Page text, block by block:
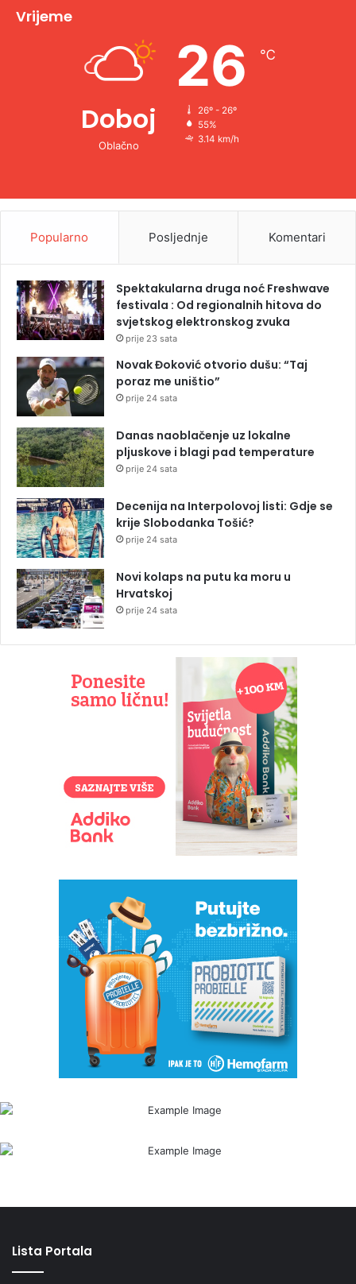
vVrijeme
Doboj
Oblačno
26 ℃
26º - 26º
55%
3.14 km/h
Popularno Posljednje Komentari
Spektakularna druga noć Freshwave
festivala : Od regionalnih hitova do
svjetskog elektronskog zvuka
prije 23 sata
Novak Đoković otvorio dušu: “Taj
poraz me uništio”
prije 24 sata
Danas naoblačenje uz lokalne
pljuskove i blagi pad temperature
prije 24 sata
Decenija na Interpolovoj listi: Gdje se
krije Slobodanka Tošić?
prije 24 sata
Novi kolaps na putu ka moru u
Hrvatskoj
prije 24 sata
Lista Portala